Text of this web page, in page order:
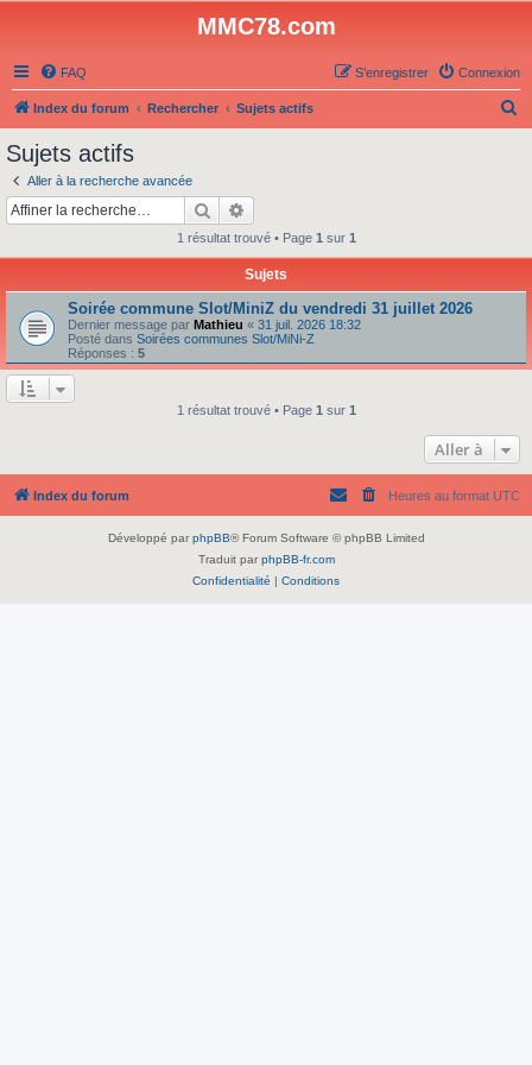
MMC78.com
FAQ Connexion
S’enregistrer
Index du forum Rechercher Sujets actifs
r
Sujets actifs
Aller à la recherche avancée
Rechercher
1 résultat trouvé • Page 1 sur 1
Sujets
Soirée commune Slot/MiniZ du vendredi 31 juillet 2026
Dernier message par Mathieu « 31 juil. 2026 18:32
Posté dans Soirées communes Slot/MiNi-Z
Réponses : 5
1 résultat trouvé • Page 1 sur 1
Aller à
Index du forum Heures au format UTC
Développé par phpBB® Forum Software © phpBB Limited
Traduit par phpBB-fr.com
Confidentialité | Conditions